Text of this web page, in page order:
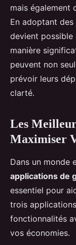
mais également
En adoptant des
devient possible
manière
peuvent non
prévoir leurs
clarté.
Les
Maximiser
Dans un monde
applications de
essentiel pour
trois
fonctionnalités
vos économies.